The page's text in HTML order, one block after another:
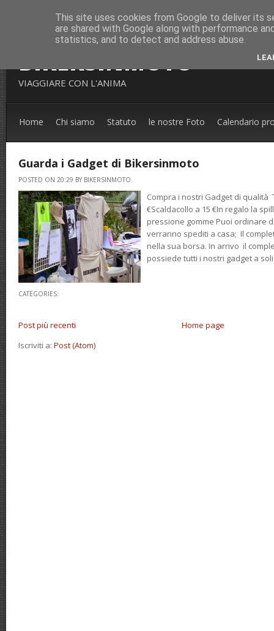
BIKERSINMOTO
VIAGGIARE CON L'ANIMA
Home Chi siamo Statuto le nostre Foto Calendario
Guarda i Gadget di Bikersinmoto
POSTED ON 20:29 BY BIKERSINMOTO
Compra i nostri Gadget di qualità
€Scaldacollo a 15 €In regalo la
pressione gomme Puoi ordinare
verranno spediti a casa; Il
nella sua borsa. In arrivo il
possiede tutti i nostri gadget a soli
CATEGORIES:
Post più recenti
Home page
Iscriviti a: Post (Atom)
This site uses cookies from Google to deliver its
are shared with Google along with performance
statistics, and to detect and address abuse.